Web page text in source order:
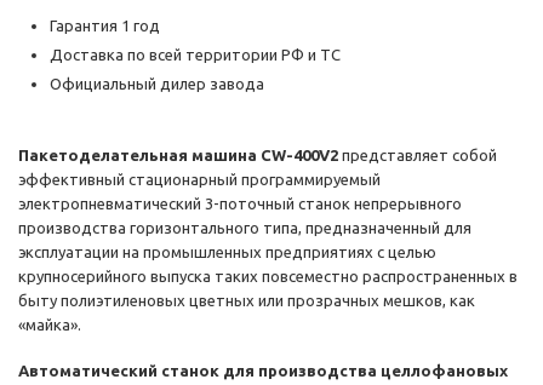
Гарантия 1 год
Доставка по всей территории РФ и ТС
Официальный дилер завода
Пакетоделательная машина CW-400V2 представляет собой
эффективный стационарный программируемый
электропневматический 3-поточный станок непрерывного
производства горизонтального типа, предназначенный для
эксплуатации на промышленных предприятиях с целью
крупносерийного выпуска таких повсеместно распространенных в
быту полиэтиленовых цветных или прозрачных мешков, как
«майка».
Автоматический станок для производства целлофановых